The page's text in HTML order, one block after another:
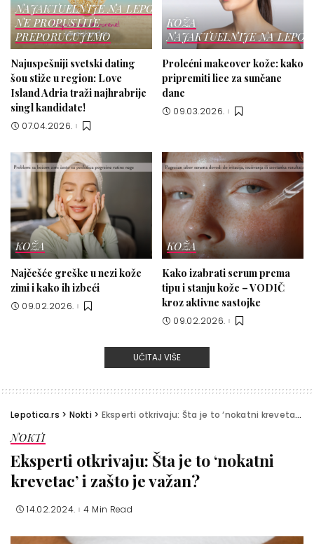
NAJAKTUELNIJE NA LEPOTICI
NE PROPUSTITE
PREPORUČUJEMO
Najuspešniji svetski dating
šou stiže u region: Love
Island Adria traži najhrabrije
singl kandidate!
07.04.2026.
KOŽA
NAJAKTUELNIJE NA
Prolećni makeover kože: kako
pripremiti lice za sunčane
dane
09.03.2026.
KOŽA
Najčešće greške u nezi kože
zimi i kako ih izbeći
09.02.2026.
KOŽA
Kako izabrati serum prema
tipu i stanju kože – VODIČ
kroz aktivne sastojke
09.02.2026.
UČITAJ VIŠE
Lepotica.rs > Nokti> Eksperti otkrivaju: Šta je to ‘nokatni krevetac’ i zašto je važan?
NOKTI
Eksperti otkrivaju: Šta je to ‘nokatni
krevetac’ i zašto je važan?
14.02.2024. 4 Min Read